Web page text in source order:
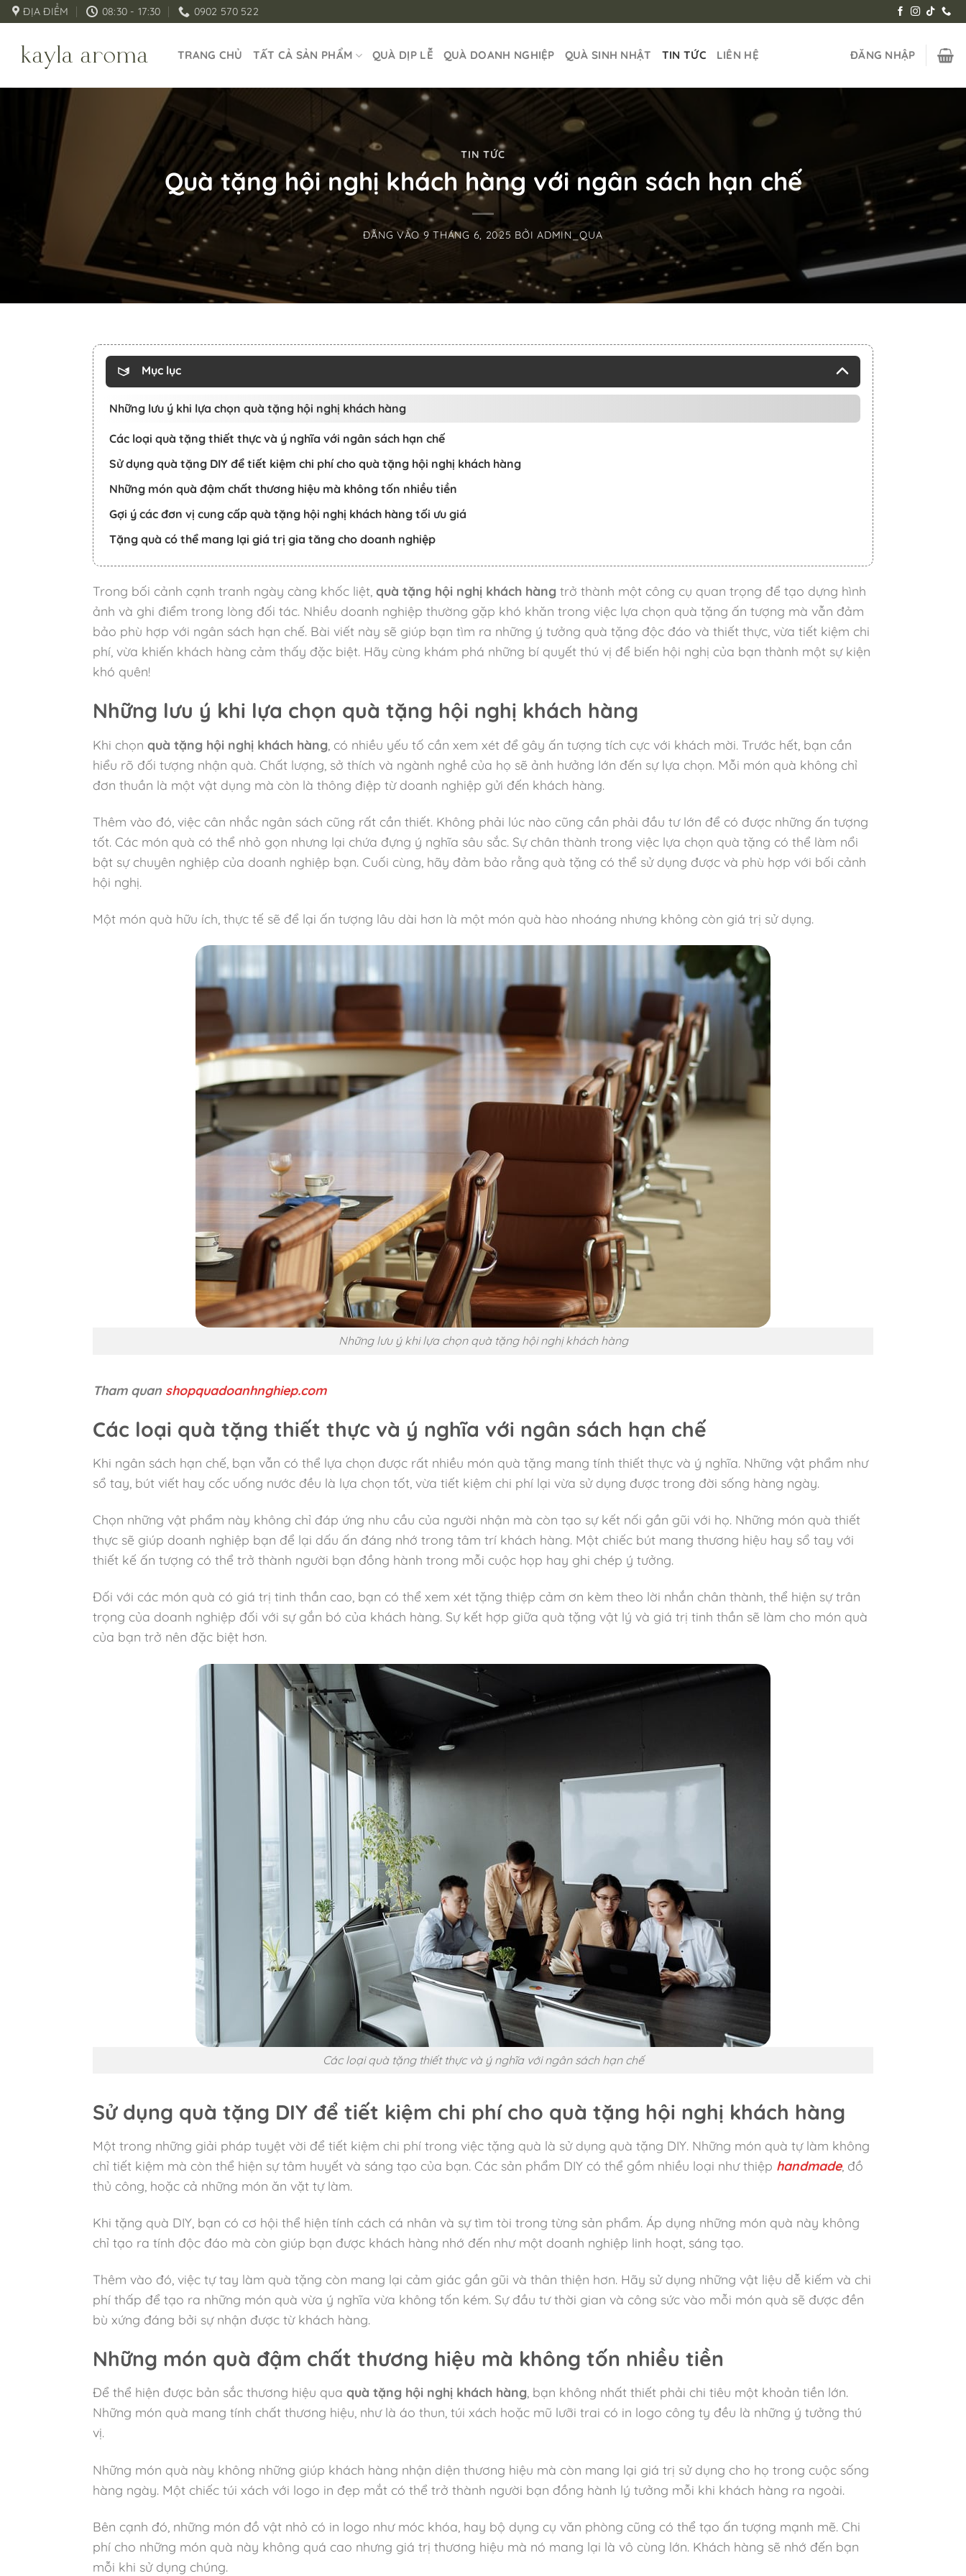
Bỏ ĐỊA ĐIỂM 08:30 - 17:30 0902 570 522
TRANG CHỦ TẤT CẢ SẢN PHẨM QUÀ DỊP LỄ QUÀ DOANH NGHIỆP QUÀ SINH NHẬT TIN TỨC LIÊN HỆ ĐĂNG NHẬP
TIN TỨC
Quà tặng hội nghị khách hàng với ngân sách hạn chế
ĐĂNG VÀO 9 THÁNG 6, 2025 BỞIADMIN_QUA
Mục lục
Những lưu ý khi lựa chọn quà tặng hội nghị khách hàng
Các loại quà tặng thiết thực và ý nghĩa với ngân sách hạn chế
Sử dụng quà tặng DIY để tiết kiệm chi phí cho quà tặng hội nghị khách hàng
Những món quà đậm chất thương hiệu mà không tốn nhiều tiền
Gợi ý các đơn vị cung cấp quà tặng hội nghị khách hàng tối ưu giá
Tặng quà có thể mang lại giá trị gia tăng cho doanh nghiệp
Trong bối cảnh cạnh tranh ngày càng khốc liệt, quà tặng hội nghị khách hàngtrở thành một công cụ quan trọng để tạo dựng hình
ảnh và ghi điểm trong lòng đối tác. Nhiều doanh nghiệp thường gặp khó khăn trong việc lựa chọn quà tặng ấn tượng mà vẫn đảm
bảo phù hợp với ngân sách hạn chế. Bài viết này sẽ giúp bạn tìm ra những ý tưởng quà tặng độc đáo và thiết thực, vừa tiết kiệm chi
phí, vừa khiến khách hàng cảm thấy đặc biệt. Hãy cùng khám phá những bí quyết thú vị để biến hội nghị của bạn thành một sự kiện
khó quên!
Những lưu ý khi lựa chọn quà tặng hội nghị khách hàng
Khi chọn quà tặng hội nghị khách hàng, có nhiều yếu tố cần xem xét để gây ấn tượng tích cực với khách mời. Trước hết, bạn cần
hiểu rõ đối tượng nhận quà. Chất lượng, sở thích và ngành nghề của họ sẽ ảnh hưởng lớn đến sự lựa chọn. Mỗi món quà không chỉ
đơn thuần là một vật dụng mà còn là thông điệp từ doanh nghiệp gửi đến khách hàng.
Thêm vào đó, việc cân nhắc ngân sách cũng rất cần thiết. Không phải lúc nào cũng cần phải đầu tư lớn để có được những ấn tượng
tốt. Các món quà có thể nhỏ gọn nhưng lại chứa đựng ý nghĩa sâu sắc. Sự chân thành trong việc lựa chọn quà tặng có thể làm nổi
bật sự chuyên nghiệp của doanh nghiệp bạn. Cuối cùng, hãy đảm bảo rằng quà tặng có thể sử dụng được và phù hợp với bối cảnh
hội nghị.
Một món quà hữu ích, thực tế sẽ để lại ấn tượng lâu dài hơn là một món quà hào nhoáng nhưng không còn giá trị sử dụng.
Những lưu ý khi lựa chọn quà tặng hội nghị khách hàng
Tham quan shopquadoanhnghiep.com
Các loại quà tặng thiết thực và ý nghĩa với ngân sách hạn chế
Khi ngân sách hạn chế, bạn vẫn có thể lựa chọn được rất nhiều món quà tặng mang tính thiết thực và ý nghĩa. Những vật phẩm như
sổ tay, bút viết hay cốc uống nước đều là lựa chọn tốt, vừa tiết kiệm chi phí lại vừa sử dụng được trong đời sống hàng ngày.
Chọn những vật phẩm này không chỉ đáp ứng nhu cầu của người nhận mà còn tạo sự kết nối gần gũi với họ. Những món quà thiết
thực sẽ giúp doanh nghiệp bạn để lại dấu ấn đáng nhớ trong tâm trí khách hàng. Một chiếc bút mang thương hiệu hay sổ tay với
thiết kế ấn tượng có thể trở thành người bạn đồng hành trong mỗi cuộc họp hay ghi chép ý tưởng.
Đối với các món quà có giá trị tinh thần cao, bạn có thể xem xét tặng thiệp cảm ơn kèm theo lời nhắn chân thành, thể hiện sự trân
trọng của doanh nghiệp đối với sự gắn bó của khách hàng. Sự kết hợp giữa quà tặng vật lý và giá trị tinh thần sẽ làm cho món quà
của bạn trở nên đặc biệt hơn.
Các loại quà tặng thiết thực và ý nghĩa với ngân sách hạn chế
Sử dụng quà tặng DIY để tiết kiệm chi phí cho quà tặng hội nghị khách hàng
Một trong những giải pháp tuyệt vời để tiết kiệm chi phí trong việc tặng quà là sử dụng quà tặng DIY. Những món quà tự làm không
chỉ tiết kiệm mà còn thể hiện sự tâm huyết và sáng tạo của bạn. Các sản phẩm DIY có thể gồm nhiều loại như thiệp handmade, đồ
thủ công, hoặc cả những món ăn vặt tự làm.
Khi tặng quà DIY, bạn có cơ hội thể hiện tính cách cá nhân và sự tìm tòi trong từng sản phẩm. Áp dụng những món quà này không
chỉ tạo ra tính độc đáo mà còn giúp bạn được khách hàng nhớ đến như một doanh nghiệp linh hoạt, sáng tạo.
Thêm vào đó, việc tự tay làm quà tặng còn mang lại cảm giác gần gũi và thân thiện hơn. Hãy sử dụng những vật liệu dễ kiếm và chi
phí thấp để tạo ra những món quà vừa ý nghĩa vừa không tốn kém. Sự đầu tư thời gian và công sức vào mỗi món quà sẽ được đền
bù xứng đáng bởi sự nhận được từ khách hàng.
Những món quà đậm chất thương hiệu mà không tốn nhiều tiền
Để thể hiện được bản sắc thương hiệu qua quà tặng hội nghị khách hàng, bạn không nhất thiết phải chi tiêu một khoản tiền lớn.
Những món quà mang tính chất thương hiệu, như là áo thun, túi xách hoặc mũ lưỡi trai có in logo công ty đều là những ý tưởng thú
vị.
Những món quà này không những giúp khách hàng nhận diện thương hiệu mà còn mang lại giá trị sử dụng cho họ trong cuộc sống
hàng ngày. Một chiếc túi xách với logo in đẹp mắt có thể trở thành người bạn đồng hành lý tưởng mỗi khi khách hàng ra ngoài.
Bên cạnh đó, những món đồ vật nhỏ có in logo như móc khóa, hay bộ dụng cụ văn phòng cũng có thể tạo ấn tượng mạnh mẽ. Chi
phí cho những món quà này không quá cao nhưng giá trị thương hiệu mà nó mang lại là vô cùng lớn. Khách hàng sẽ nhớ đến bạn
mỗi khi sử dụng chúng.